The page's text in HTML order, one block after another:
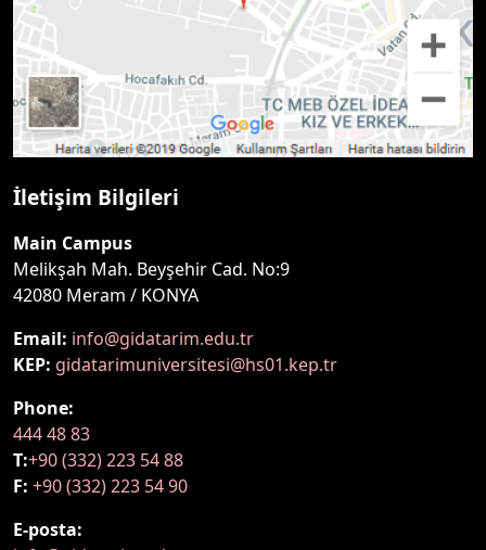
İletişim Bilgileri
Main Campus
Melikşah Mah. Beyşehir Cad. No:9
42080 Meram / KONYA
Email: info@gidatarim.edu.tr
KEP: gidatarimuniversitesi@hs01.kep.tr
Phone:
444 48 83
T:+90 (332) 223 54 88
F: +90 (332) 223 54 90
E-posta: